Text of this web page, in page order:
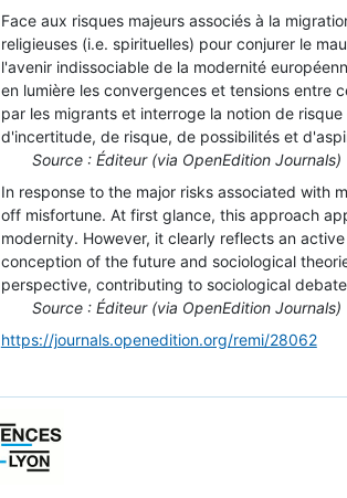
Face aux risques majeurs associés à la
religieuses (i.e. spirituelles) pour conjurer le
l'avenir indissociable de la modernité
en lumière les convergences et tensions entre
par les migrants et interroge la notion de
d'incertitude, de risque, de possibilités et
Source : Éditeur (via OpenEdition Journals)
In response to the major risks associated with
off misfortune. At first glance, this approach
modernity. However, it clearly reflects an
conception of the future and sociological
perspective, contributing to sociological
Source : Éditeur (via OpenEdition Journals)
https://journals.openedition.org/remi/28062